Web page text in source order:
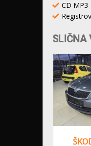
CD MP3
SLIČNA